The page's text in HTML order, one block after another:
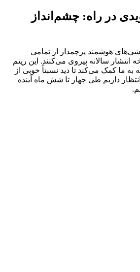
در راه: چشم‌انداز
هوشمند پرچمدار از تمامی
انتشار سالانه پیروی می‌کنند. این ریتم
ما کمک می‌کند تا دید نسبتاً خوبی از
داریم طی چهار تا شش ماه آینده